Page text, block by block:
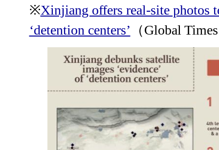
※Xinjiang offers real-site photos
‘detention centers’ （Global